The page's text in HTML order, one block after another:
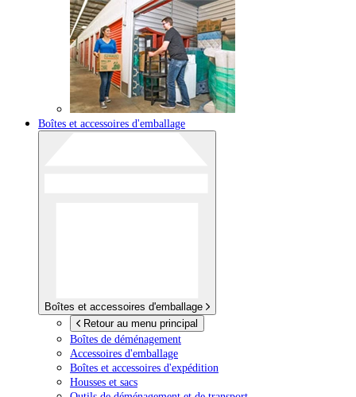
Boîtes et accessoires d'emballage
Boîtes et accessoires d'emballage
Retour au menu principal
Boîtes de déménagement
Accessoires d'emballage
Boîtes et accessoires d'expédition
Housses et sacs